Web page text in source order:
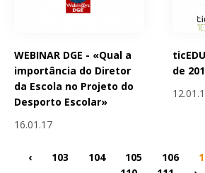
WEBINAR DGE - «Qual a
importância do Diretor
da Escola no Projeto do
Desporto Escolar»
16.01.17
de
‹ 103 104 105 106